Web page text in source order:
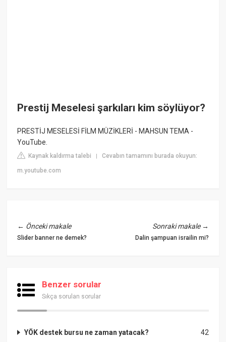
Prestij Meselesi şarkıları kim söylüyor?
PRESTİJ MESELESİ FİLM MÜZİKLERİ - MAHSUN TEMA -
YouTube.
Kaynak kaldırma talebi |Cevabın tamamını burada okuyun:
m.youtube.com
← Önceki makale
Slider banner ne demek?
Sonraki makale→
Dalin şampuan israilin mi?
Benzer sorular
Sıkça sorulan sorular
42
YÖK destek bursu ne zaman yatacak?